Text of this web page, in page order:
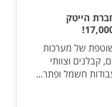
הייטק
של מערכות
וצוותי
חשמל ופתר...